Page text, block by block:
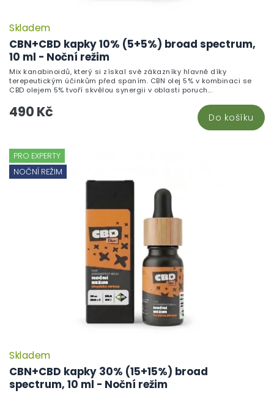
CBN+CBD kapky 10% (5+5%) broad spectrum,
10 ml - Noční režim
Skladem
490 Kč Do košíku
Mix kanabinoidů, který si získal své zákazníky hlavně díky
terepeutickým účinkům před spaním. CBN olej 5% v kombinaci se
CBD olejem 5% tvoří skvělou synergii v oblasti poruch...
PRO EXPERTY
NOČNÍ REŽIM
CBN+CBD kapky 30% (15+15%) broad
spectrum, 10 ml - Noční režim
Skladem